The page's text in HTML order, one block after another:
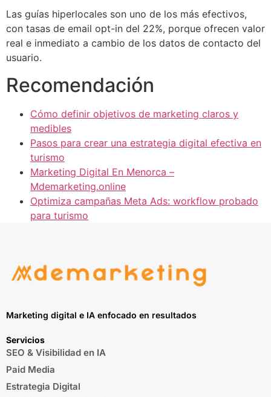
Las guías hiperlocales son uno de los más efectivos,
con tasas de email opt-in del 22%, porque ofrecen valor
real e inmediato a cambio de los datos de contacto del
usuario.
Recomendación
Cómo definir objetivos de marketing claros y
medibles
Pasos para crear una estrategia digital efectiva en
turismo
Marketing Digital En Menorca –
Mdemarketing.online
Optimiza campañas Meta Ads: workflow probado
para turismo
Marketing digital e IA enfocado en resultados
Servicios
SEO & Visibilidad en IA
Paid Media
Estrategia Digital